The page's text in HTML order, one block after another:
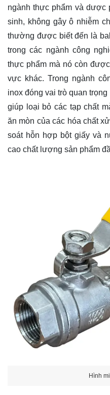
ngành thực phẩm và dược
sinh, không gây ô nhiễm
thường được biết đến là
trong các ngành công
thực phẩm mà nó còn
vực khác. Trong ngành
inox đóng vai trò quan
giúp loại bỏ các tạp chất
ăn mòn của các hóa chất
soát hỗn hợp bột giấy và
cao chất lượng sản phẩm
Hình